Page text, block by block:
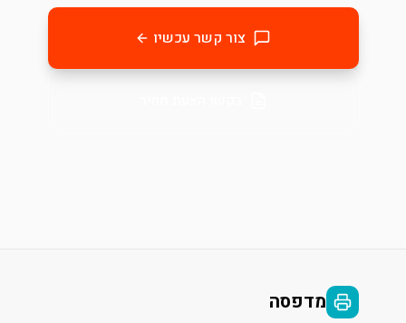
צור קשר עכשיו
מדפסה